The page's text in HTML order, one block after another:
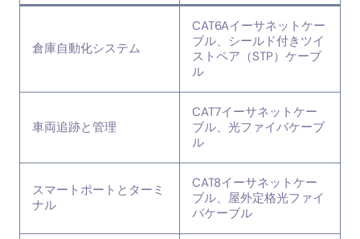
倉庫自動化システム
CAT6Aイーサネットケー
ブル、シールド付きツイ
ストペア（STP）ケーブ
ル
車両追跡と管理
CAT7イーサネットケー
ブル、光ファイバケーブ
ル
スマートポートとターミ
ナル
CAT8イーサネットケー
ブル、屋外定格光ファイ
バケーブル